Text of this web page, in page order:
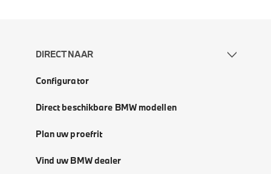
DIRECT NAAR
Configurator
Direct beschikbare BMW modellen
Plan uw proefrit
Vind uw BMW dealer